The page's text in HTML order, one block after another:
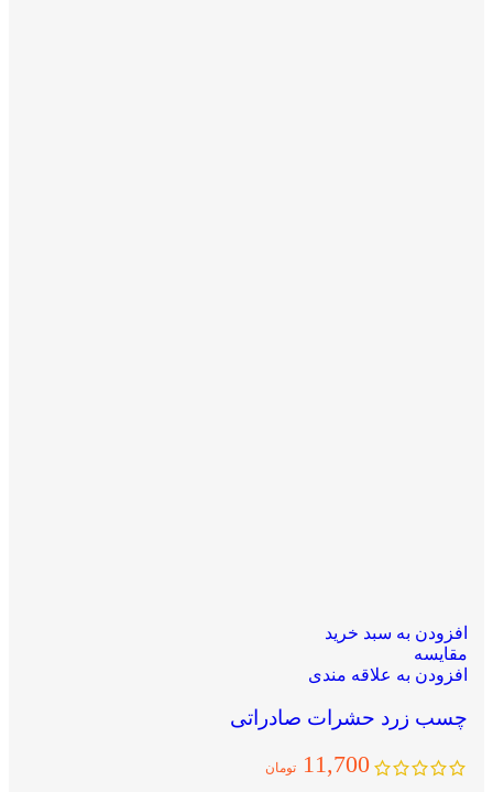
افزودن به سبد خرید
مقایسه
افزودن به علاقه مندی
چسب زرد حشرات صادراتی
11,700 تومان